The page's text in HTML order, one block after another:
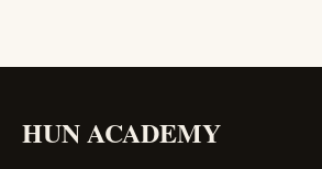
HUN ACADEMY